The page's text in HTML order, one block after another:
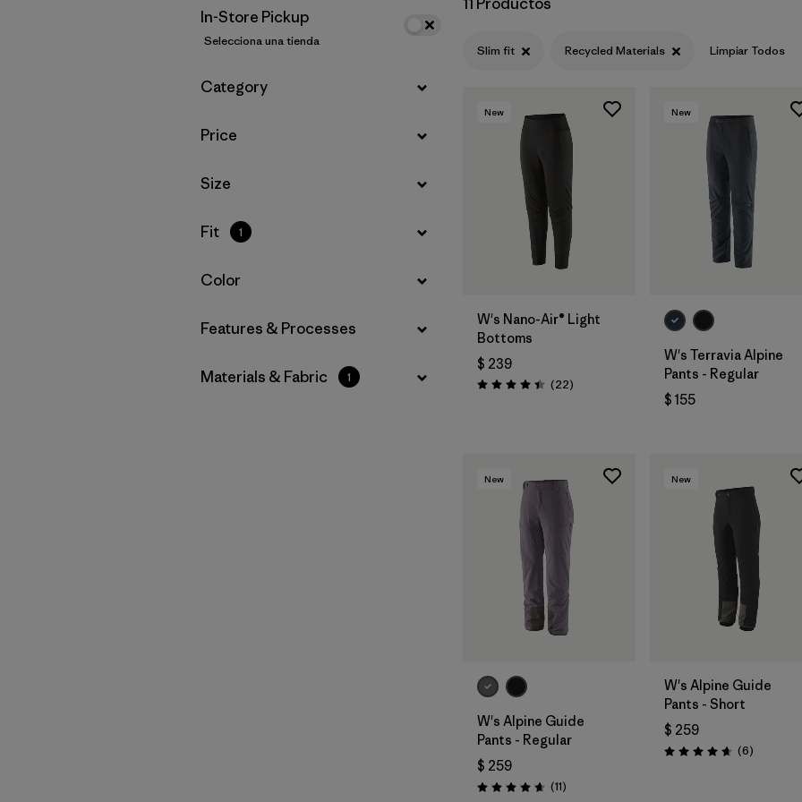
Filtrar por
Materials & Fabric
In-Store Pickup
Selecciona una tienda
Filtrar por
Category
Filtrar por
Price
Filtrar por
Size
Filtrar por
Fit 1
Filtrar por
Color
Filtrar por
Features & Processes
Filtrar por
Materials & Fabric 1
Slim fit Recycled Materials Limpiar Todos
New
W's Nano-Air® Light
Bottoms
$ 239
Valoración: 4.4 / 5
(22Comentarios
)
New
W's Terravia Alpine
Pants - Regular
$ 155
New
W's Alpine Guide
Pants - Regular
$ 259
Valoración: 4.6 / 5
(11Comentarios
)
New
W's Alpine Guide
Pants - Short
$ 259
Valoración: 4.7 / 5
(6)